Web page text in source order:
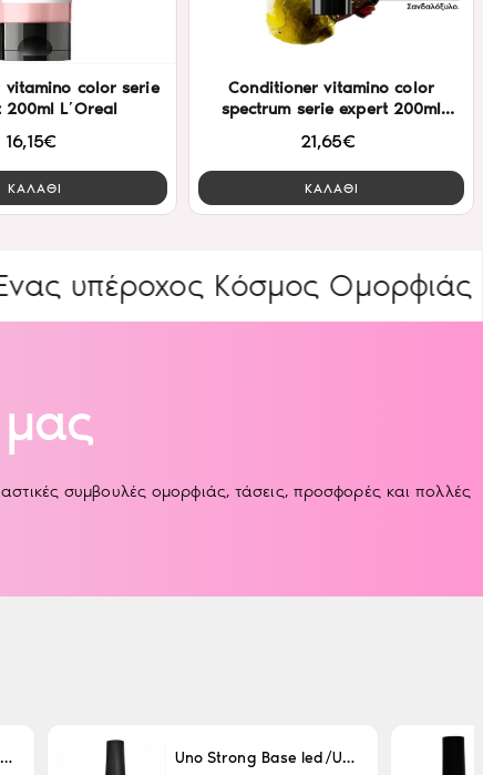
vitamino color serie
200ml L΄Oreal
16,15€
ΚΑΛΑΘΙ
Conditioner vitamino color
spectrum serie expert 200ml
L΄Oreal
21,65€
ΚΑΛΑΘΙ
Κόσμος Ομορφιάς
συμβουλές ομορφιάς, τάσεις, προσφορές και πολλές
Uno LED/UV Rubber Base 15ml Uno Strong Base led/Uv 15 ml